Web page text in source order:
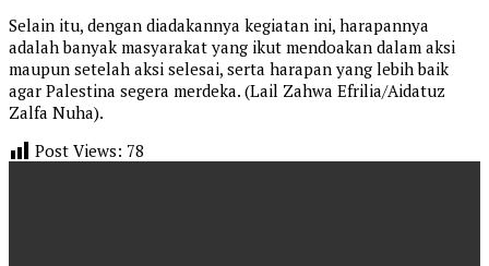
Selain itu, dengan diadakannya kegiatan ini, harapannya
adalah banyak masyarakat yang ikut mendoakan dalam aksi
maupun setelah aksi selesai, serta harapan yang lebih baik
agar Palestina segera merdeka. (Lail Zahwa Efrilia/Aidatuz
Zalfa Nuha).
Post Views: 78